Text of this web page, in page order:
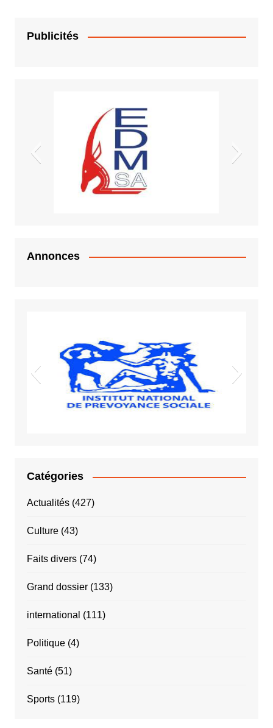
Publicités
Vigiles spot
Sida VIH
Annonces
Catégories
Actualités(427)
Culture(43)
Faits divers(74)
Grand dossier(133)
international (111)
Politique(4)
Santé(51)
Sports(119)